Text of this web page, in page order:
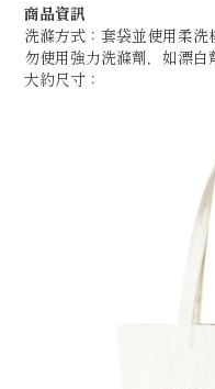
商品資訊
洗滌方式： 套袋並使用柔
勿使用強力洗滌劑，如漂
大約尺寸：